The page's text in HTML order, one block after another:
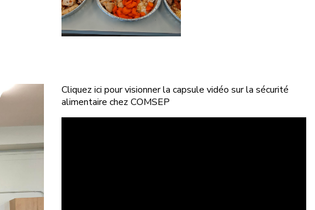
Cliquez ici pour visionner la capsule vidéo sur la sécurité
alimentaire chez COMSEP